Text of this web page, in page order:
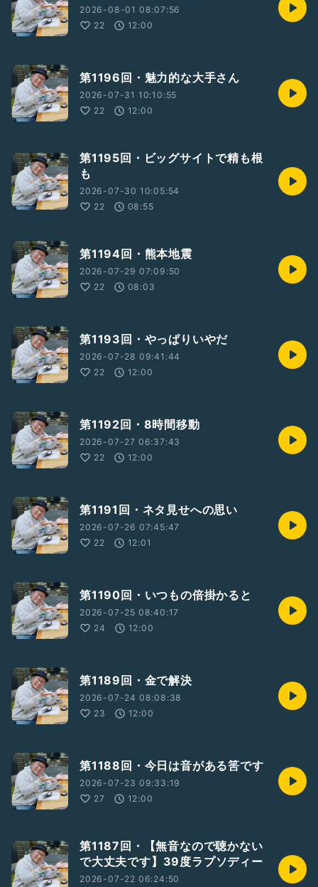
2026-08-01 08:07:56
22
12:00
第1196回・魅力的な大手さん
2026-07-31 10:10:55
22
12:00
第1195回・ビッグサイトで精も根
も
2026-07-30 10:05:54
22
08:55
第1194回・熊本地震
2026-07-29 07:09:50
22
08:03
第1193回・やっぱりいやだ
2026-07-28 09:41:44
22
12:00
第1192回・8時間移動
2026-07-27 06:37:43
22
12:00
第1191回・ネタ見せへの思い
2026-07-26 07:45:47
22
12:01
第1190回・いつもの倍掛かると
2026-07-25 08:40:17
24
12:00
第1189回・金で解決
2026-07-24 08:08:38
23
12:00
第1188回・今日は音がある筈です
2026-07-23 09:33:19
27
12:00
第1187回・【無音なので聴かない
で大丈夫です】39度ラプソディー
2026-07-22 06:24:50